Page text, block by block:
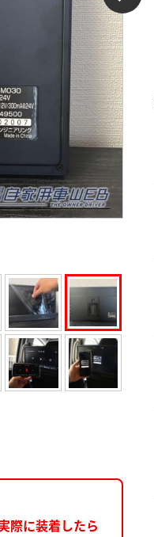
際に装着したら